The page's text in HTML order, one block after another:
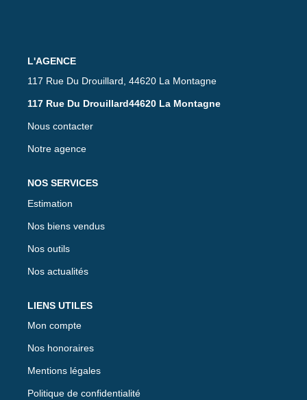
L'AGENCE
117 Rue Du Drouillard, 44620 La Montagne
117 Rue Du Drouillard44620 La Montagne
Nous contacter
Notre agence
NOS SERVICES
Estimation
Nos biens vendus
Nos outils
Nos actualités
LIENS UTILES
Mon compte
Nos honoraires
Mentions légales
Politique de confidentialité